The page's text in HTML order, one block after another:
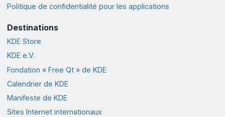
Politique de confidentialité pour les applications
Destinations
KDE Store
KDE e.V.
Fondation « Free Qt » de KDE
Calendrier de KDE
Manifeste de KDE
Sites Internet internationaux